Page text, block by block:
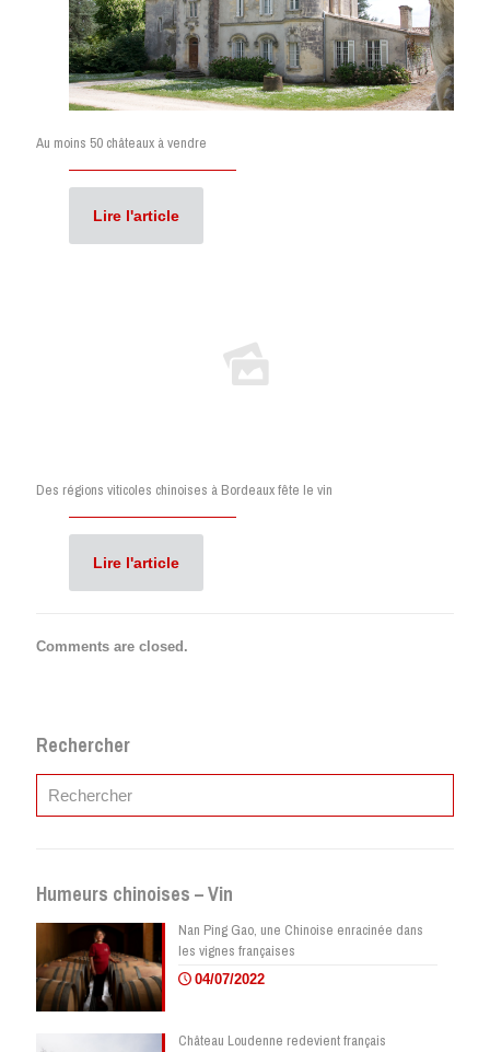
Au moins 50 châteaux à vendre
Lire l'article
Des régions viticoles chinoises à Bordeaux fête le vin
Lire l'article
Comments are closed.
Rechercher
Humeurs chinoises – Vin
Nan Ping Gao, une Chinoise enracinée dans
les vignes françaises
04/07/2022
Château Loudenne redevient français